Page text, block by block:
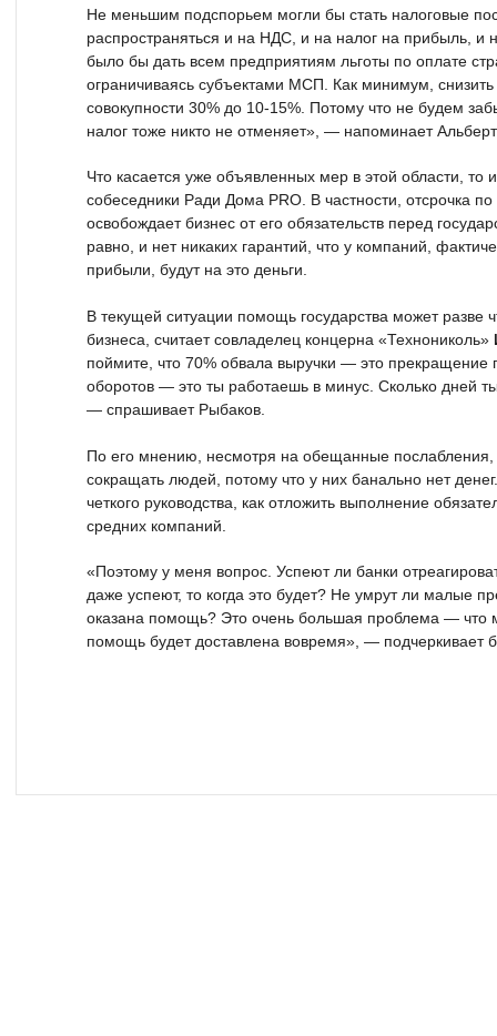
Не меньшим подспорьем могли бы стать налоговые
распространяться и на НДС, и на налог на прибыль, и
было бы дать всем предприятиям льготы по оплате
ограничиваясь субъектами МСП. Как минимум, снизить
совокупности 30% до 10-15%. Потому что не будем
налог тоже никто не отменяет», — напоминает
Что касается уже объявленных мер в этой области, то
собеседники Ради Дома PRO. В частности, отсрочка
освобождает бизнес от его обязательств перед
равно, и нет никаких гарантий, что у компаний,
прибыли, будут на это деньги.
В текущей ситуации помощь государства может разве
бизнеса, считает совладелец концерна «Технониколь»
поймите, что 70% обвала выручки — это прекращение
оборотов — это ты работаешь в минус. Сколько дней
— спрашивает Рыбаков.
По его мнению, несмотря на обещанные
сокращать людей, потому что у них банально нет
четкого руководства, как отложить выполнение
средних компаний.
«Поэтому у меня вопрос. Успеют ли банки
даже успеют, то когда это будет? Не умрут ли малые
оказана помощь? Это очень большая проблема — что
помощь будет доставлена вовремя», — подчеркивает